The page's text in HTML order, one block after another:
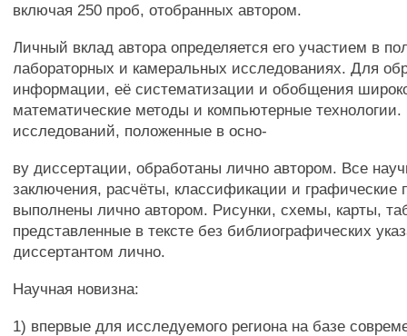
включая 250 проб, отобранных автором.
Личный вклад автора определяется его участием в
лабораторных и камеральных исследованиях. Для
информации, её систематизации и обобщения
математические методы и компьютерные
исследований, положенные в осно-
ву диссертации, обработаны лично автором. Все
заключения, расчёты, классификации и графические
выполнены лично автором. Рисунки, схемы, карты,
представленные в тексте без библиографических
диссертантом лично.
Научная новизна:
1) впервые для исследуемого региона на базе